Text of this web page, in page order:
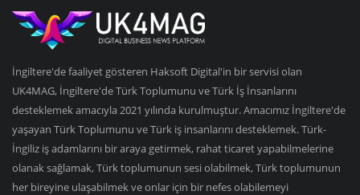
İngiltere'de faaliyet gösteren Haksoft Digital'in bir servisi olan
UK4MAG, İngiltere'de Türk Toplumunu ve Türk İş İnsanlarını
desteklemek amacıyla 2021 yılında kurulmuştur. Amacımız İngiltere'de
yaşayan Türk Toplumunu ve Türk iş insanlarını desteklemek. Türk-
İngiliz iş adamlarını bir araya getirmek, rahat ticaret yapabilmelerine
olanak sağlamak, Türk toplumunun sesi olabilmek, Türk toplumunun
her bireyine ulaşabilmek ve onlar için bir nefes olabilemeyi